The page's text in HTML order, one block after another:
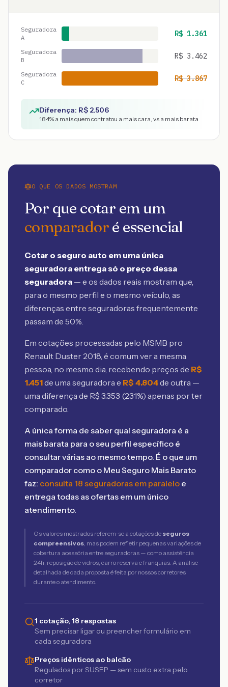
Seguradora
A
R$ 1.361
Seguradora
B
R$ 3.462
Seguradora
C
R$3.867
Diferença: R$ 2.506
184% a mais quem contratou a mais cara, vs a mais barata
O QUE OS DADOS MOSTRAM
Por que cotar em um
comparadoré essencial
Cotar o seguro auto em uma única
seguradora entrega só o preço dessa
seguradora — e os dados reais mostram que,
para o mesmo perfil e o mesmo veículo, as
diferenças entre seguradoras frequentemente
passam de 50%.
Em cotações processadas pelo MSMB pro
Renault Duster 2018, é comum ver a mesma
pessoa, no mesmo dia, recebendo preços de R$
1.451de uma seguradora e R$ 4.804de outra —
uma diferença de R$ 3.353 (231%) apenas por ter
comparado.
A única forma de saber qual seguradora é a
mais barata para o seu perfil específico é
consultar várias ao mesmo tempo. É o que um
comparador como o Meu Seguro Mais Barato
faz: consulta 18 seguradoras em paralelo e
entrega todas as ofertas em um único
atendimento.
Os valores mostrados referem-se a cotações de seguros
compreensivos, mas podem refletir pequenas variações de
cobertura acessória entre seguradoras — como assistência
24h, reposição de vidros, carro reserva e franquias. A análise
detalhada de cada proposta é feita por nossos corretores
durante o atendimento.
1 cotação, 18 respostas
Sem precisar ligar ou preencher formulário em
cada seguradora
Preços idênticos ao balcão
Regulados por SUSEP — sem custo extra pelo
corretor